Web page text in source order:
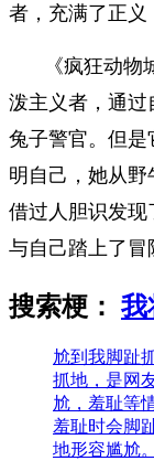
者，充满了正义
《疯狂动
泼主义者，通过
兔子警官。但是
明自己，她从
借过人胆识发
与自己踏上了冒
搜索梗： 我
尬到我脚趾
抓地，是网
尬，羞耻等
羞耻时会脚
地形容尴尬